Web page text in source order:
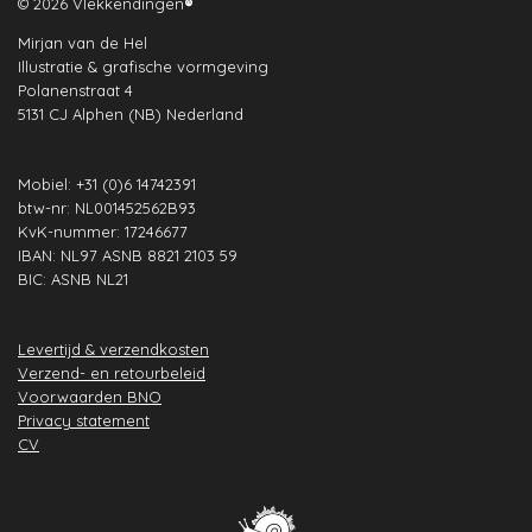
o
o
r
m
I
Mirjan van de Hel
Illustratie & grafische vormgeving
Polanenstraat 4
5131 CJ Alphen (NB) Nederland
Mobiel: +31 (0)6 14742391
btw-nr: NL001452562B93
KvK-nummer: 17246677
IBAN: NL97 ASNB 8821 2103 59
BIC: ASNB NL21
Levertijd & verzendkosten
Verzend- en retourbeleid
Voorwaarden BNO
Privacy statement
CV